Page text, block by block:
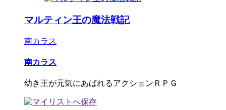
マルティン王の魔法戦記
南カラス
南カラス
幼き王が元気にあばれるアクションＲＰＧ